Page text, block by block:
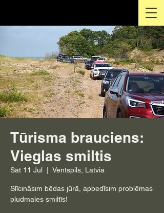
Tūrisma brauciens:
Vieglas smiltis
Sat 11 Jul Ventspils, Latvia
Slīcināsim bēdas jūrā, apbedīsim problēmas
pludmales smiltīs!